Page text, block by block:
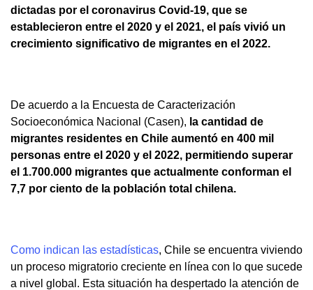
dictadas por el coronavirus Covid-19, que se
establecieron entre el 2020 y el 2021, el país vivió un
crecimiento significativo de migrantes en el 2022.
De acuerdo a la Encuesta de Caracterización
Socioeconómica Nacional (Casen), la cantidad de
migrantes residentes en Chile aumentó en 400 mil
personas entre el 2020 y el 2022, permitiendo superar
el 1.700.000 migrantes que actualmente conforman el
7,7 por ciento de la población total chilena.
Como indican las estadísticas, Chile se encuentra viviendo
un proceso migratorio creciente en línea con lo que sucede
a nivel global. Esta situación ha despertado la atención de